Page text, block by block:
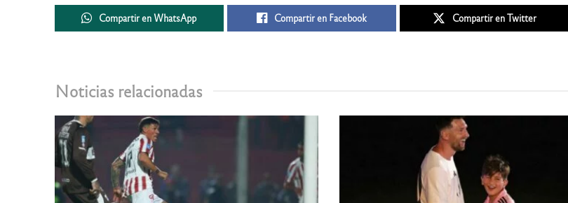
Compartir en WhatsApp Compartir en Facebook Compartir en Twitter
Noticias relacionadas